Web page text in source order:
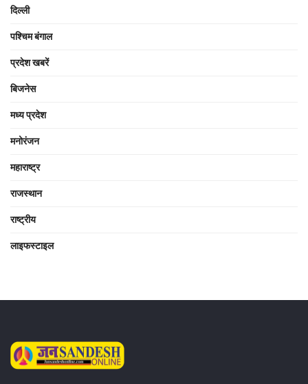
दिल्ली
पश्चिम बंगाल
प्रदेश खबरें
बिजनेस
मध्य प्रदेश
मनोरंजन
महाराष्ट्र
राजस्थान
राष्ट्रीय
लाइफस्टाइल